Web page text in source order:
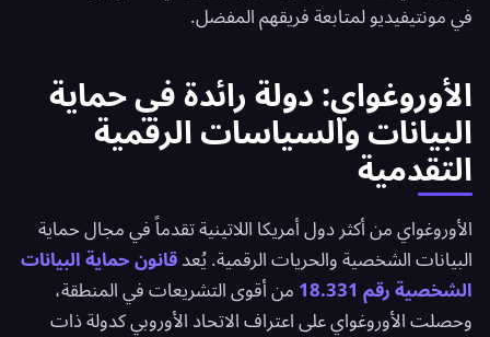
في مونتيفيديو لمتابعة فريقهم المفضل.
الأوروغواي: دولة رائدة في حماية
البيانات والسياسات الرقمية
التقدمية
الأوروغواي من أكثر دول أمريكا اللاتينية تقدماً في مجال حماية
البيانات الشخصية والحريات الرقمية. يُعد قانون حماية البيانات
الشخصية رقم 18.331
من أقوى التشريعات في المنطقة،
وحصلت الأوروغواي على اعتراف الاتحاد الأوروبي كدولة ذات